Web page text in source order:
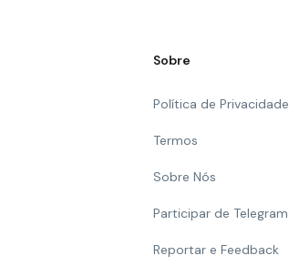
Sobre
Política de Privacidade
Termos
Sobre Nós
Participar de Telegram
Reportar e Feedback